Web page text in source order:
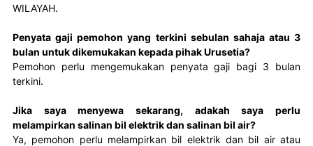
WILAYAH.
Penyata gaji pemohon yang terkini sebulan sahaja atau 3
bulan untuk dikemukakan kepada pihak Urusetia?
Pemohon perlu mengemukakan penyata gaji bagi 3 bulan
terkini.
Jika saya menyewa sekarang, adakah saya perlu
melampirkan salinan bil elektrik dan salinan bil air?
Ya, pemohon perlu melampirkan bil elektrik dan bil air atau